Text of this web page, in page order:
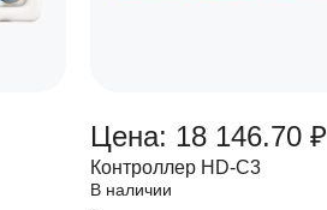
Цена: 18 146.70 ₽
Контроллер HD-C3
В наличии